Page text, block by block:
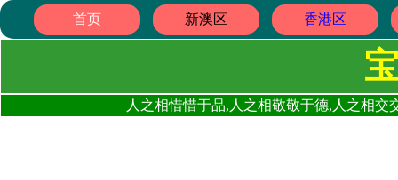
首页 新澳区 香港区
人之相惜惜于品,人之相敬敬于德,人之相